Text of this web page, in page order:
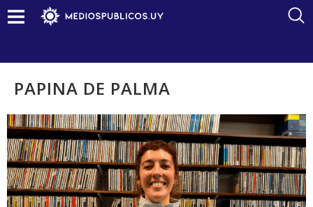
PAPINA DE PALMA